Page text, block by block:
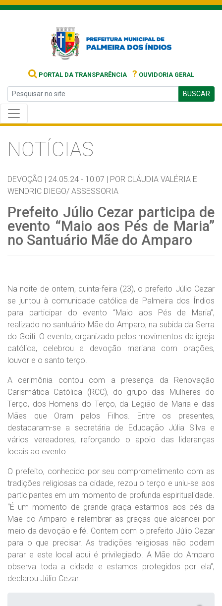
PORTAL DA TRANSPARÊNCIA ? OUVIDORIA GERAL
BUSCAR
NOTÍCIAS
DEVOÇÃO | 24.05.24 - 10:07 | POR CLÁUDIA VALÉRIA E
WENDRIC DIEGO/ ASSESSORIA
Prefeito Júlio Cezar participa de
evento “Maio aos Pés de Maria”
no Santuário Mãe do Amparo
Na noite de ontem, quinta-feira (23), o prefeito Júlio Cezar
se juntou à comunidade católica de Palmeira dos Índios
para participar do evento “Maio aos Pés de Maria”,
realizado no santuário Mãe do Amparo, na subida da Serra
do Goiti. O evento, organizado pelos movimentos da igreja
católica, celebrou a devoção mariana com orações,
louvor e o santo terço.
A cerimônia contou com a presença da Renovação
Carismática Católica (RCC), do grupo das Mulheres do
Terço, dos Homens do Terço, da Legião de Maria e das
Mães que Oram pelos Filhos. Entre os presentes,
destacaram-se a secretária de Educação Júlia Silva e
vários vereadores, reforçando o apoio das lideranças
locais ao evento.
O prefeito, conhecido por seu comprometimento com as
tradições religiosas da cidade, rezou o terço e uniu-se aos
participantes em um momento de profunda espiritualidade.
“É um momento de grande graça estarmos aos pés da
Mãe do Amparo e relembrar as graças que alcancei por
meio da devoção e fé. Contem com o prefeito Júlio Cezar
para o que precisar. As tradições religiosas não podem
parar e este local aqui é privilegiado. A Mãe do Amparo
observa toda a cidade e estamos protegidos por ela”,
declarou Júlio Cezar.